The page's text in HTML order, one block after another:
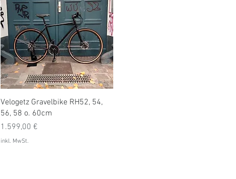
Schnellansicht
Velogetz Gravelbike RH52, 54,
56, 58 o. 60cm
Preis
1.599,00 €
inkl. MwSt.